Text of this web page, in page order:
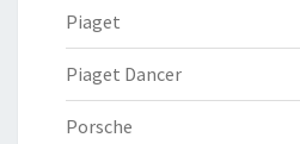
Piaget
Piaget Dancer
Porsche